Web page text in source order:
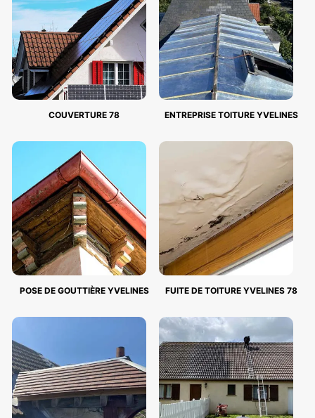
COUVERTURE 78 ENTREPRISE TOITURE YVELINES
POSE DE GOUTTIÈRE YVELINES FUITE DE TOITURE YVELINES 78